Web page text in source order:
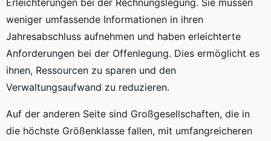
Erleichterungen bei der Rechnungslegung. Sie müssen
weniger umfassende Informationen in ihren
Jahresabschluss aufnehmen und haben erleichterte
Anforderungen bei der Offenlegung. Dies ermöglicht es
ihnen, Ressourcen zu sparen und den
Verwaltungsaufwand zu reduzieren.
Auf der anderen Seite sind Großgesellschaften, die in
die höchste Größenklasse fallen, mit umfangreicheren